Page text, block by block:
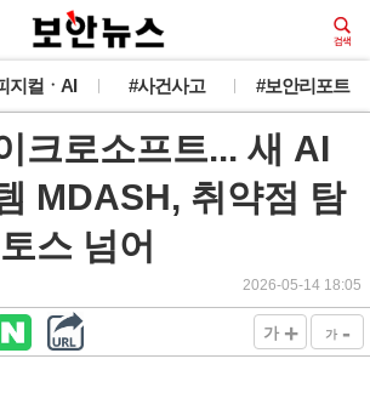
지컬ㆍAI #사건사고 #보안리포트
크로소프트... 새 AI
MDASH, 취약점 탐
스 넘어
2026-05-14 18:05
가 + 가 -